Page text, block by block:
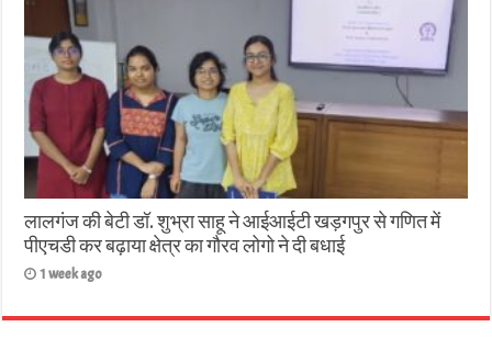
लालगंज की बेटी डॉ. शुभ्रा साहू ने आईआईटी खड़गपुर से गणित में
पीएचडी कर बढ़ाया क्षेत्र का गौरव लोगो ने दी बधाई
1 week ago